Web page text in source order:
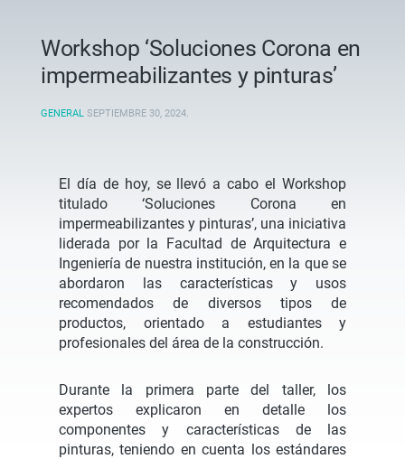
Workshop ‘Soluciones Corona en
impermeabilizantes y pinturas’
GENERAL SEPTIEMBRE 30, 2024.
El día de hoy, se llevó a cabo el Workshop
titulado ‘Soluciones Corona en
impermeabilizantes y pinturas’, una iniciativa
liderada por la Facultad de Arquitectura e
Ingeniería de nuestra institución, en la que se
abordaron las características y usos
recomendados de diversos tipos de
productos, orientado a estudiantes y
profesionales del área de la construcción.
Durante la primera parte del taller, los
expertos explicaron en detalle los
componentes y características de las
pinturas, teniendo en cuenta los estándares